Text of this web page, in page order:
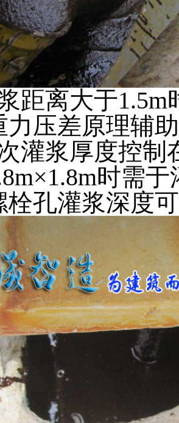
距离大于
力压差原理辅
灌浆厚度控制
时需
栓孔灌浆深度